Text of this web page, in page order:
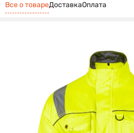
Все о товареДоставкаОплата